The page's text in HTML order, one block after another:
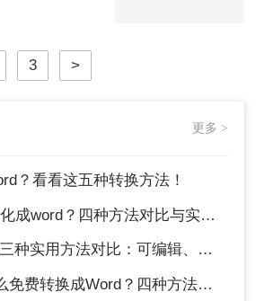
兼容性强、
定等优势，成
选。那么图片
文将介绍几种
，帮助用户高
3 >
更多 >
？看看这五种转换方法！
？四种方法对比与实操指南（附详细表格）
方法对比：可编辑、保格式、避风险！
Word？四种方法对比与实操指南（附详细表格）!